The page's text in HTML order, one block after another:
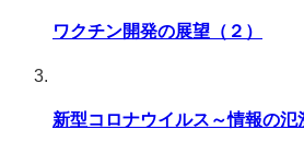
ワクチン開発の展望（２）
新型コロナウイルス～情報の氾